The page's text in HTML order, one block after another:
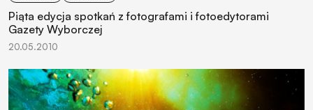
Piąta edycja spotkań z fotografami i fotoedytorami
Gazety Wyborczej
20.05.2010